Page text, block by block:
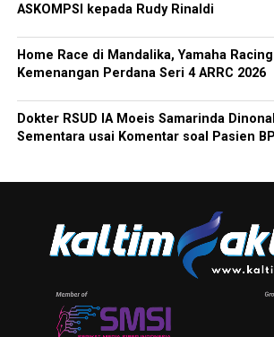
ASKOMPSI kepada Rudy Rinaldi
Home Race di Mandalika, Yamaha
Kemenangan Perdana Seri 4 ARRC 2026
Dokter RSUD IA Moeis Samarinda
Sementara usai Komentar soal Pasien